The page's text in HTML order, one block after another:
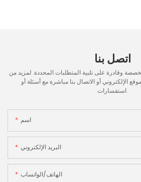
اتصل بنا
وقادرة على تلبية المتطلبات المحددة. لمزيد من
الإلكتروني أو الاتصال بنا مباشرة مع أسئلة أو
استفسارات.
اسم
البريد الإلكتروني
الهاتف/الواتساب